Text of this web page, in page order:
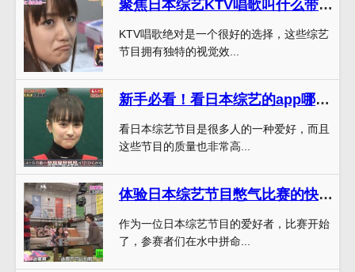
聚焦日本综艺KTV唱歌叫什么带给人们的乐趣
KTV唱歌绝对是一个很好的选择，这些综艺
节目拥有独特的视觉效...
新手必看！看日本综艺的app哪些免费好用？
看日本综艺节目是很多人的一种爱好，而且
这些节目的质量也非常高...
体验日本综艺节目憋气比赛的快感：一场气势磅礴的冒险之旅
作为一位日本综艺节目的爱好者，比赛开始
了，参赛者们在水中拼命...